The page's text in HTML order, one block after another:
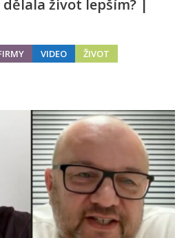
život lepším? |
VIDEO ŽIVOT